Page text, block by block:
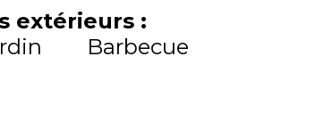
extérieurs :
Barbecue